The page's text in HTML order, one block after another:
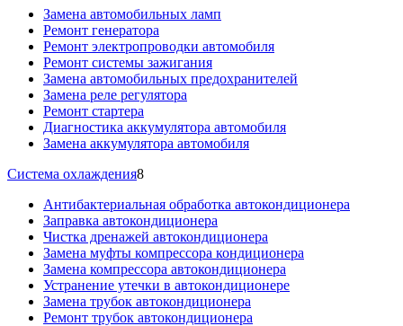
Замена автомобильных ламп
Ремонт генератора
Ремонт электропроводки автомобиля
Ремонт системы зажигания
Замена автомобильных предохранителей
Замена реле регулятора
Ремонт стартера
Диагностика аккумулятора автомобиля
Замена аккумулятора автомобиля
Система охлаждения8
Антибактериальная обработка автокондиционера
Заправка автокондиционера
Чистка дренажей автокондиционера
Замена муфты компрессора кондиционера
Замена компрессора автокондиционера
Устранение утечки в автокондиционере
Замена трубок автокондиционера
Ремонт трубок автокондиционера